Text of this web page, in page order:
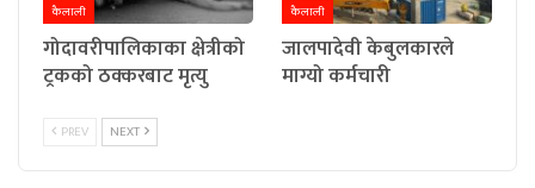
कैलाली
गोदावरीपालिकाका क्षेत्रीको
ट्रकको ठक्करबाट मृत्यु
कैलाली
जालपादेवी केबुलकारले
माग्यो कर्मचारी
PREV NEXT